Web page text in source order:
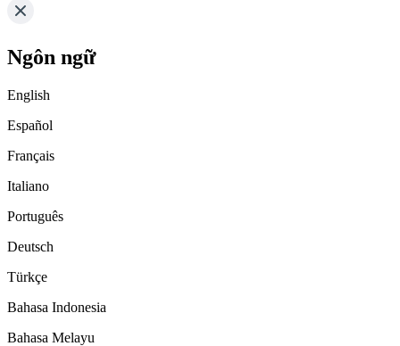
Ngôn ngữ
English
Español
Français
Italiano
Português
Deutsch
Türkçe
Bahasa Indonesia
Bahasa Melayu